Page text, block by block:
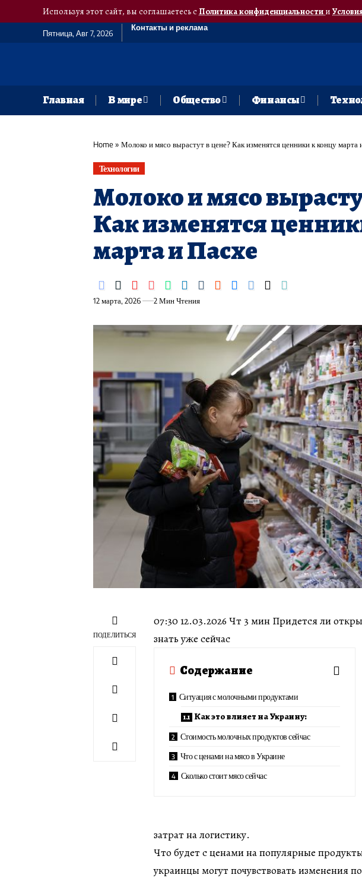
Используя этот сайт, вы соглашаетесь сПолитика конфиденциальностии
Пятница, Авг 7, 2026
Контакты и реклама
Главная В мире Общество Финансы
Home» Молоко и мясо вырастут в цене? Как изменятся ценники к концу марта
Технологии
Молоко и мясо
Как изменятся
марта и Пасхе
12 марта, 2026 2 Мин Чтения
ПОДЕЛИТЬСЯ
07:30 12.03.2026 Чт 3 мин Придется ли
знать уже сейчас
Содержание
Ситуация с молочными продуктами
Как это влияет на Украину:
Стоимость молочных продуктов сейчас
Что с ценами на мясо в Украине
Сколько стоит мясо сейчас
затрат на логистику.
Что будет с ценами на популярные
украинцы могут почувствовать изменения